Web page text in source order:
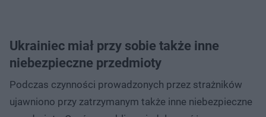
Ukrainiec miał przy sobie także inne
niebezpieczne przedmioty
Podczas czynności prowadzonych przez strażników
ujawniono przy zatrzymanym także inne niebezpieczne